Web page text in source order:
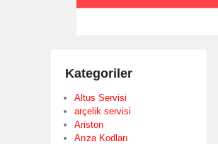
Kategoriler
Altus Servisi
arçelik servisi
Ariston
Arıza Kodları